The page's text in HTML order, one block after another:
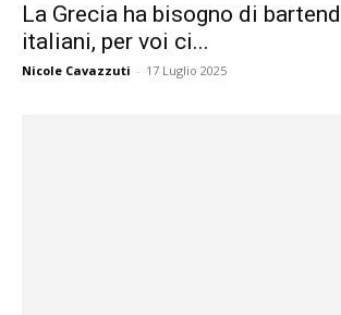
La Grecia ha bisogno di
italiani, per voi ci...
Nicole Cavazzuti - 17 Luglio 2025